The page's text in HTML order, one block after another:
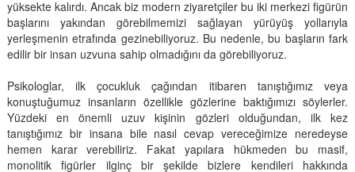
yüksekte kalırdı. Ancak biz modern ziyaretçiler bu iki merkezi figürün
başlarını yakından görebilmemizi sağlayan yürüyüş yollarıyla
yerleşmenin etrafında gezinebiliyoruz. Bu nedenle, bu başların fark
edilir bir insan uzvuna sahip olmadığını da görebiliyoruz.
Psikologlar, ilk çocukluk çağından itibaren tanıştığımız veya
konuştuğumuz insanların özellikle gözlerine baktığımızı söylerler.
Yüzdeki en önemli uzuv kişinin gözleri olduğundan, ilk kez
tanıştığımız bir insana bile nasıl cevap vereceğimize neredeyse
hemen karar verebiliriz. Fakat yapılara hükmeden bu masif,
monolitik figürler ilginç bir şekilde bizlere kendileri hakkında